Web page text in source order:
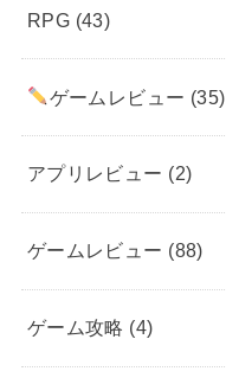
RPG (43)
ゲームレビュー (35)
アプリレビュー (2)
ゲームレビュー (88)
ゲーム攻略 (4)